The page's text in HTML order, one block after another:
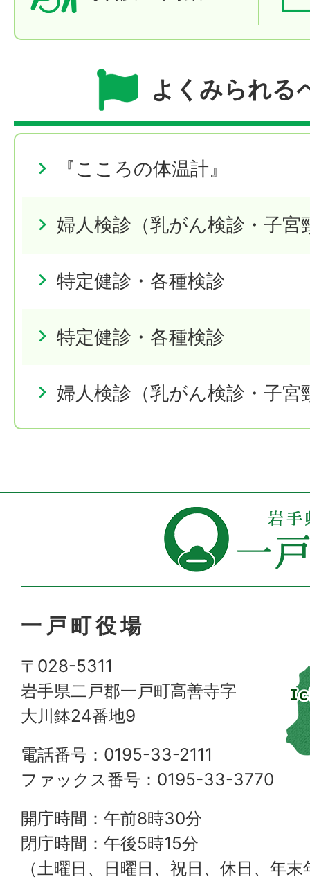
よくみられる
『こころの体温計』
婦人検診（乳がん検診・子宮
特定健診・各種検診
特定健診・各種検診
婦人検診（乳がん検診・子宮
一戸町役場
〒028-5311
岩手県二戸郡一戸町高善寺字
大川鉢24番地9
電話番号：0195-33-2111
ファックス番号：0195-33-3770
開庁時間：午前8時30分
閉庁時間：午後5時15分
（土曜日、日曜日、祝日、休日、年